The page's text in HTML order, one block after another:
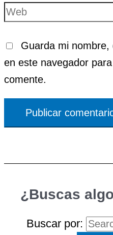
Guarda mi
en este navegador
comente.
¿Buscas
Buscar por: